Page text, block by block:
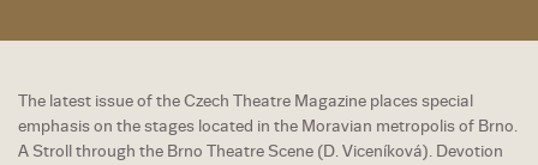
The latest issue of the Czech Theatre Magazine places special
emphasis on the stages located in the Moravian metropolis of Brno.
A Stroll through the Brno Theatre Scene (D. Viceníková). Devotion